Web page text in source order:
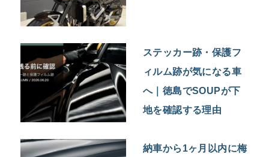
ステッカー跡・保護フ
ィルム跡が気になる車
へ｜徳島でSOUPが下
地を確認する理由
納車から1ヶ月以内に梅